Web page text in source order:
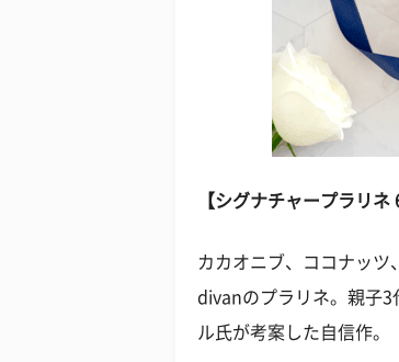
【シグナチャープラリネ
カカオニブ、ココナッツ
divanのプラリネ。親子3
ル氏が考案した自信作。